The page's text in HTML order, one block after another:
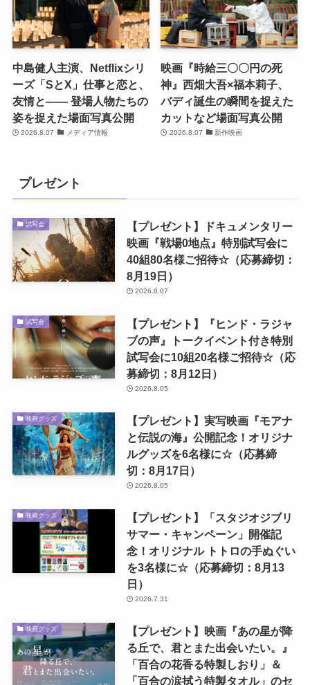
中島健人主演、Netflixシリ
ーズ「SとX」仕事と恋と、
友情と―― 登場人物たちの
姿を捉えた場面写真公開
2026.8.07 メディア情報
映画『時給三〇〇円の死
神』西畑大吾×福本莉子、
バディ誕生の瞬間を捉えた
カットなど場面写真公開
2026.8.07 新作映画
プレゼント
試写会
【プレゼント】ドキュメンタリー
映画『戦場0地点』特別試写会に
40組80名様ご招待☆（応募締切：
8月19日）
2026.8.07
試写会
【プレゼント】『ヒンド・ラジャ
ブの声』トークイベント付き特別
試写会に10組20名様ご招待☆（応
募締切：8月12日）
2026.8.05
映画グッズ
【プレゼント】実写映画『モアナ
と伝説の海』公開記念！オリジナ
ルグッズを6名様に☆（応募締
切：8月17日）
2026.8.05
映画グッズ
【プレゼント】「スタジオジブリ
サマー・キャンペーン」開催記
念！オリジナル トトロの手ぬぐい
を3名様に☆（応募締切：8月13
日）
2026.7.31
映画グッズ
【プレゼント】映画『あの星が降
る丘で、君とまた出会いたい。』
「百合の花香る特製しおり」＆
「百合の涙拭う特製タオル」のセ